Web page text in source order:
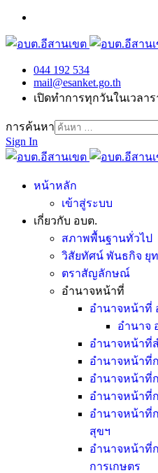
044 192 534
mail@esanket.go.th
เปิดทำการทุกวันในเวลา
การค้นหา
Sign In
หน้าหลัก
เข้าสู่ระบบ
เกี่ยวกับ อบต.
สภาพพื้นฐานทั่วไป
วิสัยทัศน์ พันธกิจ ยุ
ตราสัญลักษณ์
อำนาจหน้าที่
อำนาจหน้าที่
อำนาจ
อำนาจหน้าที่
อำนาจหน้าที่
อำนาจหน้าที่
อำนาจหน้าที่
อำนาจหน้าที่
สุขฯ
อำนาจหน้าที่
การเกษตร